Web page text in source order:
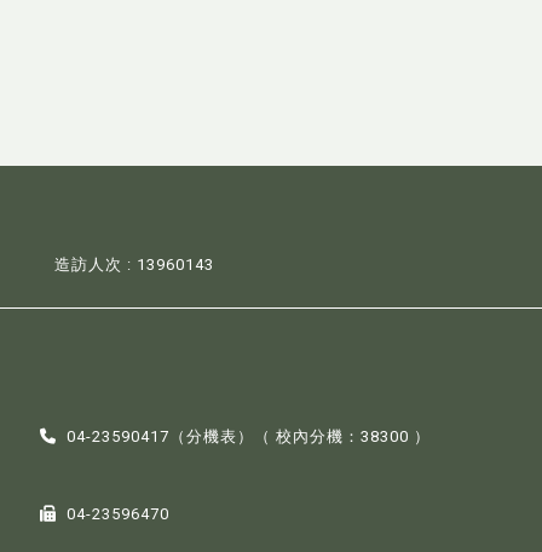
造訪人次 : 13960143
04-23590417（分機表 ）（ 校內分機：38300 ）
04-23596470